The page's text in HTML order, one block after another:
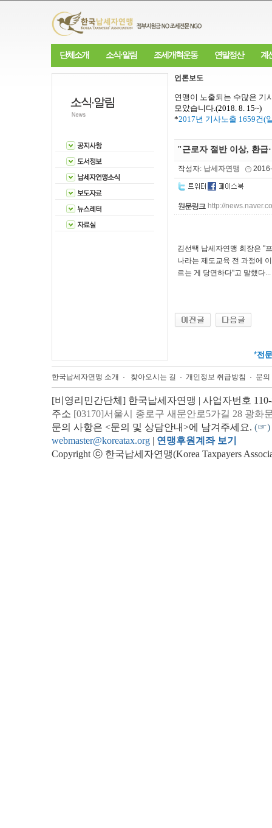
단체소개 소식·알림 조세개혁운동 연말정산 계
언론보도
연맹이 노출되는 수많은 기
모았습니다.(2018. 8. 15~)
*2017년 기사노출 1659건(
"근로자 절반 이상, 환급
작성자: 납세자연맹
http://
김선택 납세자연맹 회장은 "
나라는 제도교육 전 과정에
르는 게 당연하다"고 말했다...
*전문
한국납세자연맹 소개 찾아오시는 길 개인정보 취급방침 문
[비영리민간단체] 한국납세자연맹 | 사업자번호
주소 [03170]서울시 종로구 새문안로5가길 28 광화
문의 사항은 <문의 및 상담안내>에 남겨주세요. (☞)
webmaster@koreatax.org | 연맹후원계좌 보기
Copyright ⓒ 한국납세자연맹(Korea Taxpayers